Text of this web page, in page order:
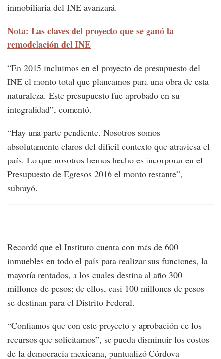
inmobiliaria del INE avanzará.
Nota: Las claves del proyecto que se ganó la
remodelación del INE
“En 2015 incluimos en el proyecto de presupuesto del
INE el monto total que planeamos para una obra de esta
naturaleza. Este presupuesto fue aprobado en su
integralidad”, comentó.
“Hay una parte pendiente. Nosotros somos
absolutamente claros del difícil contexto que atraviesa el
país. Lo que nosotros hemos hecho es incorporar en el
Presupuesto de Egresos 2016 el monto restante”,
subrayó.
Recordó que el Instituto cuenta con más de 600
inmuebles en todo el país para realizar sus funciones, la
mayoría rentados, a los cuales destina al año 300
millones de pesos; de ellos, casi 100 millones de pesos
se destinan para el Distrito Federal.
“Confiamos que con este proyecto y aprobación de los
recursos que solicitamos”, se pueda disminuir los costos
de la democracia mexicana, puntualizó Córdova